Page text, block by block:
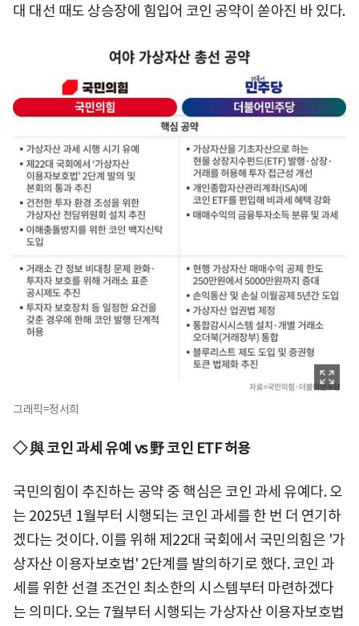
대 대선 때도 상승장에 힘입어 코인 공약이 쏟아진 바 있다.
그래픽=정서희
◇ 與 코인 과세 유예 vs 野 코인 ETF 허용
국민의힘이 추진하는 공약 중 핵심은 코인 과세 유예다. 오
는 2025년 1월부터 시행되는 코인 과세를 한 번 더 연기하
겠다는 것이다. 이를 위해 제22대 국회에서 국민의힘은 '가
상자산 이용자보호법' 2단계를 발의하기로 했다. 코인 과
세를 위한 선결 조건인 최소한의 시스템부터 마련하겠다
는 의미다. 오는 7월부터 시행되는 가상자산 이용자보호법